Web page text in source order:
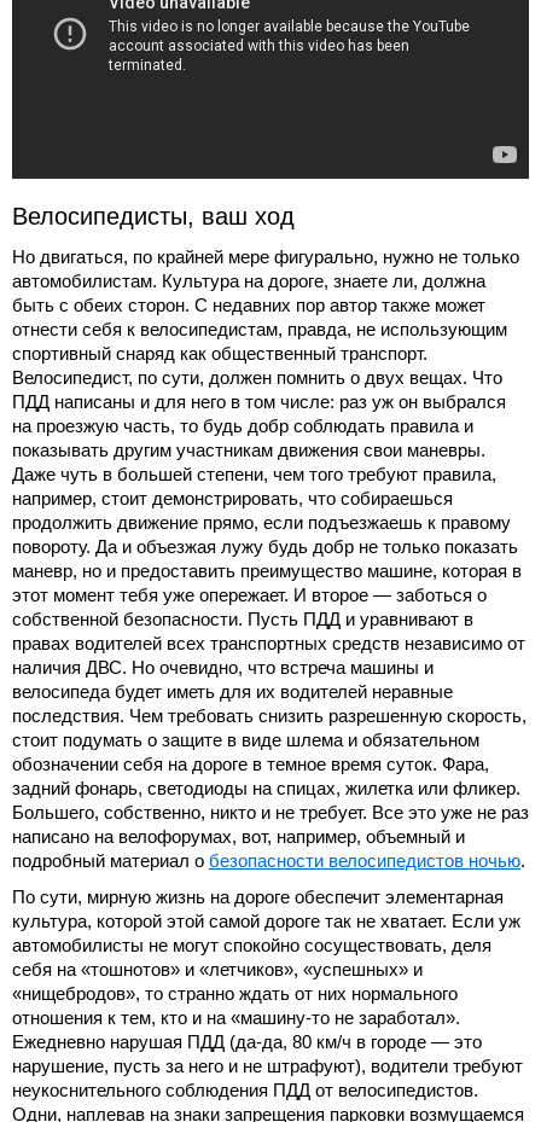
Велосипедисты, ваш ход
Но двигаться, по крайней мере фигурально, нужно не только
автомобилистам. Культура на дороге, знаете ли, должна
быть с обеих сторон. С недавних пор автор также может
отнести себя к велосипедистам, правда, не использующим
спортивный снаряд как общественный транспорт.
Велосипедист, по сути, должен помнить о двух вещах. Что
ПДД написаны и для него в том числе: раз уж он выбрался
на проезжую часть, то будь добр соблюдать правила и
показывать другим участникам движения свои маневры.
Даже чуть в большей степени, чем того требуют правила,
например, стоит демонстрировать, что собираешься
продолжить движение прямо, если подъезжаешь к правому
повороту. Да и объезжая лужу будь добр не только показать
маневр, но и предоставить преимущество машине, которая в
этот момент тебя уже опережает. И второе — заботься о
собственной безопасности. Пусть ПДД и уравнивают в
правах водителей всех транспортных средств независимо от
наличия ДВС. Но очевидно, что встреча машины и
велосипеда будет иметь для их водителей неравные
последствия. Чем требовать снизить разрешенную скорость,
стоит подумать о защите в виде шлема и обязательном
обозначении себя на дороге в темное время суток. Фара,
задний фонарь, светодиоды на спицах, жилетка или фликер.
Большего, собственно, никто и не требует. Все это уже не раз
написано на велофорумах, вот, например, объемный и
подробный материал о безопасности велосипедистов ночью.
По сути, мирную жизнь на дороге обеспечит элементарная
культура, которой этой самой дороге так не хватает. Если уж
автомобилисты не могут спокойно сосуществовать, деля
себя на «тошнотов» и «летчиков», «успешных» и
«нищебродов», то странно ждать от них нормального
отношения к тем, кто и на «машину-то не заработал».
Ежедневно нарушая ПДД (да-да, 80 км/ч в городе — это
нарушение, пусть за него и не штрафуют), водители требуют
неукоснительного соблюдения ПДД от велосипедистов.
Одни, наплевав на знаки запрещения парковки возмущаемся